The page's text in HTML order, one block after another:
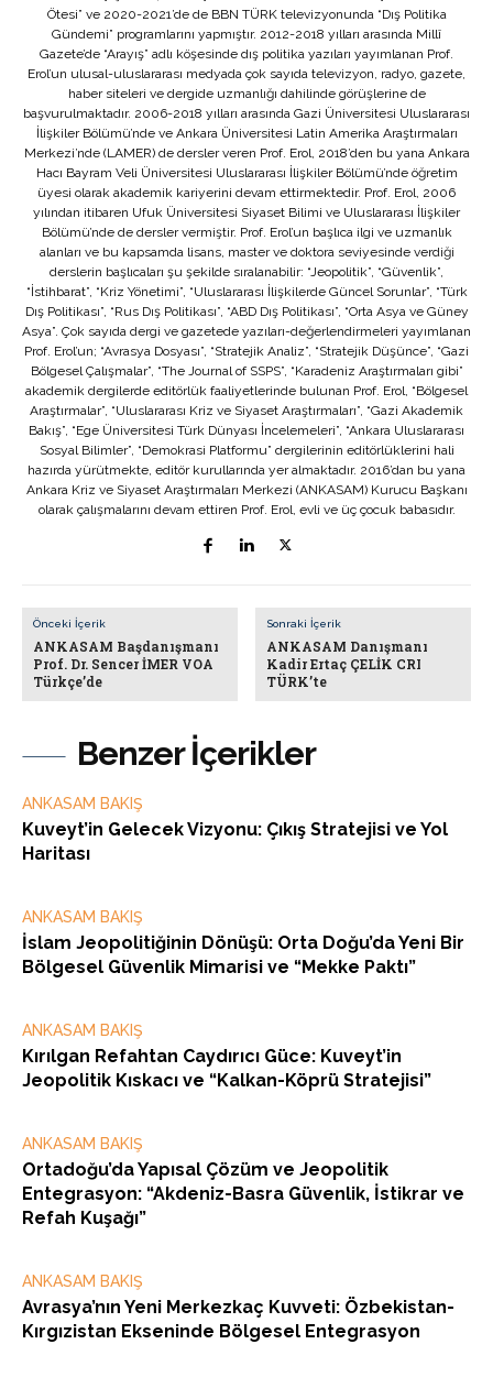
Benzer İçerikler
ANKASAM BAKIŞ
Kuveyt’in Gelecek Vizyonu: Çıkış Stratejisi ve Yol
Haritası
ANKASAM BAKIŞ
İslam Jeopolitiğinin Dönüşü: Orta Doğu’da Yeni Bir
Bölgesel Güvenlik Mimarisi ve “Mekke Paktı”
ANKASAM BAKIŞ
Kırılgan Refahtan Caydırıcı Güce: Kuveyt’in
Jeopolitik Kıskacı ve “Kalkan-Köprü Stratejisi”
ANKASAM BAKIŞ
Ortadoğu’da Yapısal Çözüm ve Jeopolitik
Entegrasyon: “Akdeniz-Basra Güvenlik, İstikrar ve
Refah Kuşağı”
ANKASAM BAKIŞ
Avrasya’nın Yeni Merkezkaç Kuvveti: Özbekistan-
Kırgızistan Ekseninde Bölgesel Entegrasyon
Ötesi” ve 2020-2021’de de BBN TÜRK televizyonunda “Dış Politika
Gündemi” programlarını yapmıştır. 2012-2018 yılları arasında Millî
Gazete’de “Arayış” adlı köşesinde dış politika yazıları yayımlanan Prof.
Erol’un ulusal-uluslararası medyada çok sayıda televizyon, radyo, gazete,
haber siteleri ve dergide uzmanlığı dahilinde görüşlerine de
başvurulmaktadır. 2006-2018 yılları arasında Gazi Üniversitesi Uluslararası
İlişkiler Bölümü’nde ve Ankara Üniversitesi Latin Amerika Araştırmaları
Merkezi’nde (LAMER) de dersler veren Prof. Erol, 2018’den bu yana Ankara
Hacı Bayram Veli Üniversitesi Uluslararası İlişkiler Bölümü’nde öğretim
üyesi olarak akademik kariyerini devam ettirmektedir. Prof. Erol, 2006
yılından itibaren Ufuk Üniversitesi Siyaset Bilimi ve Uluslararası İlişkiler
Bölümü’nde de dersler vermiştir. Prof. Erol’un başlıca ilgi ve uzmanlık
alanları ve bu kapsamda lisans, master ve doktora seviyesinde verdiği
derslerin başlıcaları şu şekilde sıralanabilir: “Jeopolitik”, “Güvenlik”,
“İstihbarat”, “Kriz Yönetimi”, “Uluslararası İlişkilerde Güncel Sorunlar”, “Türk
Dış Politikası”, “Rus Dış Politikası”, “ABD Dış Politikası”, “Orta Asya ve Güney
Asya”. Çok sayıda dergi ve gazetede yazıları-değerlendirmeleri yayımlanan
Prof. Erol’un; “Avrasya Dosyası”, “Stratejik Analiz”, “Stratejik Düşünce”, “Gazi
Bölgesel Çalışmalar”, “The Journal of SSPS”, “Karadeniz Araştırmaları gibi”
akademik dergilerde editörlük faaliyetlerinde bulunan Prof. Erol, “Bölgesel
Araştırmalar”, “Uluslararası Kriz ve Siyaset Araştırmaları”, “Gazi Akademik
Bakış”, “Ege Üniversitesi Türk Dünyası İncelemeleri”, “Ankara Uluslararası
Sosyal Bilimler”, “Demokrasi Platformu” dergilerinin editörlüklerini hali
hazırda yürütmekte, editör kurullarında yer almaktadır. 2016’dan bu yana
Ankara Kriz ve Siyaset Araştırmaları Merkezi (ANKASAM) Kurucu Başkanı
olarak çalışmalarını devam ettiren Prof. Erol, evli ve üç çocuk babasıdır.
Önceki İçerik
ANKASAM Başdanışmanı
Prof. Dr. Sencer İMER VOA
Türkçe’de
Sonraki İçerik
ANKASAM Danışmanı
Kadir Ertaç ÇELİK CRI
TÜRK’te